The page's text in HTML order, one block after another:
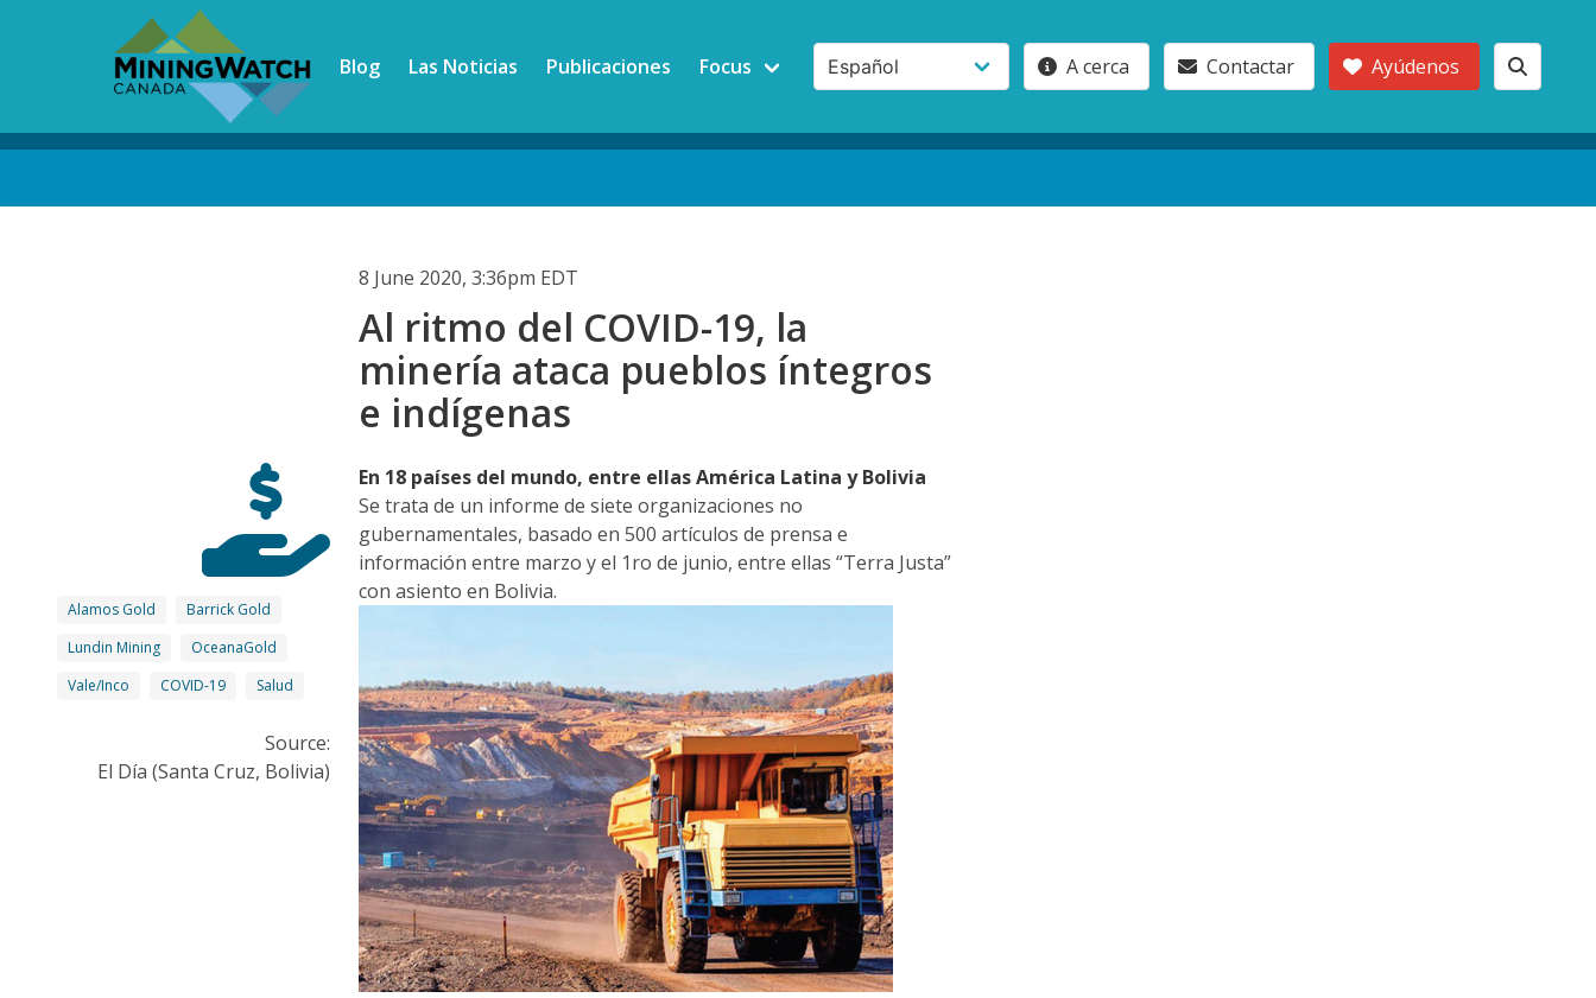
Blog Las Noticias Publicaciones Focus A cerca Contactar Ayúdenos
8 June 2020, 3:36pm EDT
Al ritmo del COVID-19, la
minería ataca pueblos íntegros
e indígenas
Alamos Gold
Barrick Gold
Lundin Mining
OceanaGold
Vale/Inco
COVID-19 Salud
Source:
El Día (Santa Cruz, Bolivia)
En 18 países del mundo, entre ellas América Latina y Bolivia
Se trata de un informe de siete organizaciones no
gubernamentales, basado en 500 artículos de prensa e
información entre marzo y el 1ro de junio, entre ellas “Terra Justa”
con asiento en Bolivia.